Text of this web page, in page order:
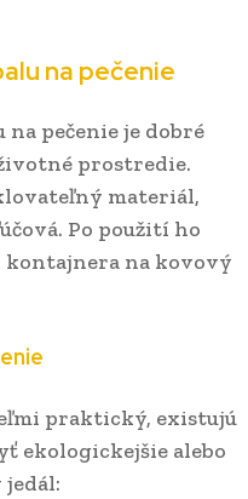
na pečenie
pečenie je dobré
prostredie.
materiál,
Po použití ho
na kovový
praktický, existujú
ekologickejšie alebo